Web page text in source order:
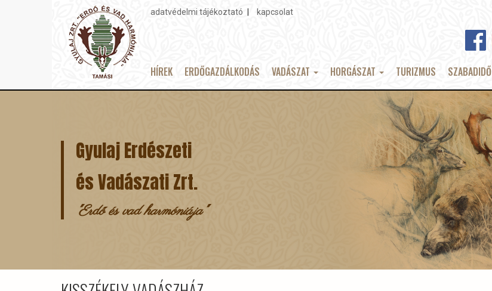
Topmenu
adatvédelmi tájékoztató kapcsolat
Main
HÍREK ERDŐGAZDÁLKODÁS VADÁSZAT HORGÁSZAT TURIZMUS SZABADIDŐ
Gyulaj Erdészeti
és Vadászati Zrt.
"Erdő és vad harmóniája"